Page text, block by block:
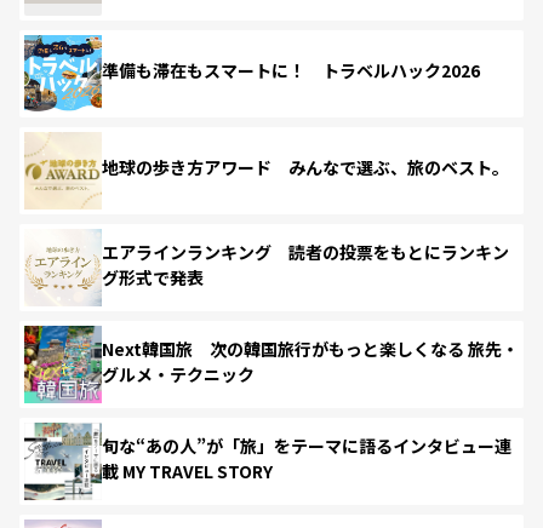
準備も滞在もスマートに！ トラベルハック2026
地球の歩き方アワード みんなで選ぶ、旅のベスト。
エアラインランキング 読者の投票をもとにランキン
グ形式で発表
Next韓国旅 次の韓国旅行がもっと楽しくなる 旅先・
グルメ・テクニック
旬な“あの人”が「旅」をテーマに語るインタビュー連
載 MY TRAVEL STORY